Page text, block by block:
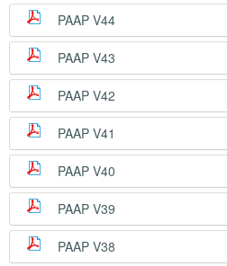
PAAP V44
PAAP V43
PAAP V42
PAAP V41
PAAP V40
PAAP V39
PAAP V38